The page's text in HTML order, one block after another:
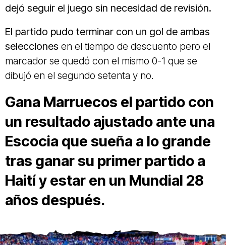
dejó seguir el juego sin necesidad de revisión.
El partido pudo terminar con un gol de ambas
selecciones en el tiempo de descuento pero el
marcador se quedó con el mismo 0-1 que se
dibujó en el segundo setenta y no.
Gana Marruecos el partido con
un resultado ajustado ante una
Escocia que sueña a lo grande
tras ganar su primer partido a
Haití y estar en un Mundial 28
años después.